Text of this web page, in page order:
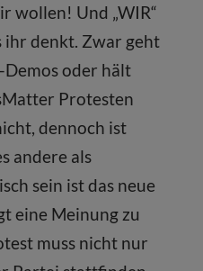
wollen! Und „WIR“
ihr denkt. Zwar geht
oder hält
Protesten
dennoch ist
andere als
sein ist das neue
eine Meinung zu
muss nicht nur